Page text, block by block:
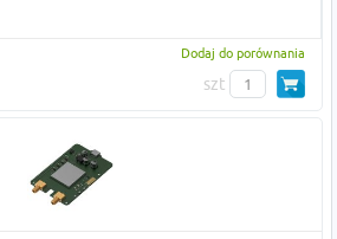
Dodaj do porównania
szt